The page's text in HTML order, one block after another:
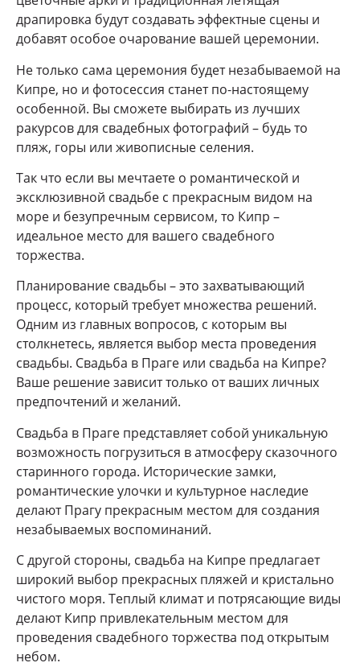
драпировка будут создавать эффектные сцены и
добавят особое очарование вашей церемонии.
Не только сама церемония будет незабываемой на
Кипре, но и фотосессия станет по-настоящему
особенной. Вы сможете выбирать из лучших
ракурсов для свадебных фотографий – будь то
пляж, горы или живописные селения.
Так что если вы мечтаете о романтической и
эксклюзивной свадьбе с прекрасным видом на
море и безупречным сервисом, то Кипр –
идеальное место для вашего свадебного
торжества.
Планирование свадьбы – это захватывающий
процесс, который требует множества решений.
Одним из главных вопросов, с которым вы
столкнетесь, является выбор места проведения
свадьбы. Свадьба в Праге или свадьба на Кипре?
Ваше решение зависит только от ваших личных
предпочтений и желаний.
Свадьба в Праге представляет собой уникальную
возможность погрузиться в атмосферу сказочного
старинного города. Исторические замки,
романтические улочки и культурное наследие
делают Прагу прекрасным местом для создания
незабываемых воспоминаний.
С другой стороны, свадьба на Кипре предлагает
широкий выбор прекрасных пляжей и кристально
чистого моря. Теплый климат и потрясающие виды
делают Кипр привлекательным местом для
проведения свадебного торжества под открытым
небом.